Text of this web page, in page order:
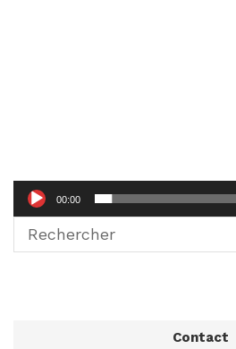
00:00
Contact